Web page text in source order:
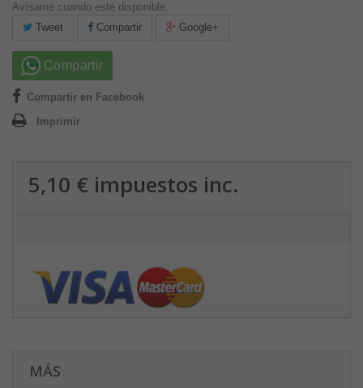
Avísame cuando esté disponible
Tweet
Compartir Google+
Compartir
Compartir en Facebook
Imprimir
5,10 € impuestos inc.
MÁS